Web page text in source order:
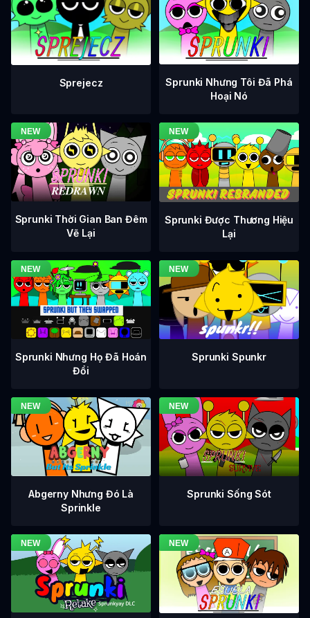
Sprejecz
Sprunki Nhưng Tôi Đã Phá
Hoại Nó
Sprunki Thời Gian Ban Đêm
Vẽ Lại
Sprunki Được Thương Hiệu
Lại
Sprunki Nhưng Họ Đã Hoán
Đổi
Sprunki Spunkr
Abgerny Nhưng Đó Là
Sprinkle
Sprunki Sống Sót